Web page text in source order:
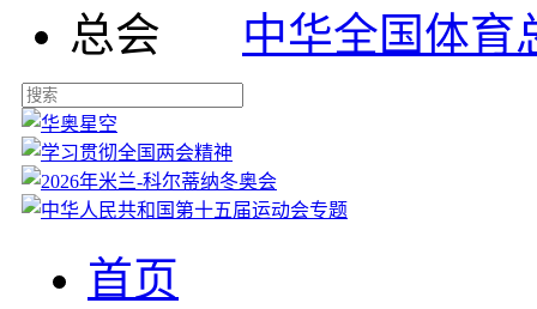
中华全国体育
首页